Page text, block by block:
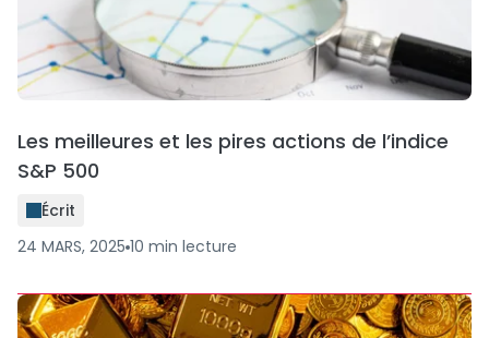
Les meilleures et les pires actions de l’indice
S&P 500
Écrit
24 MARS, 2025 10 min lecture